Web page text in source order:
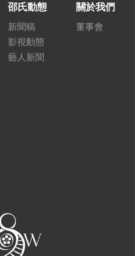
邵氏動態
新聞稿
影視動態
藝人新聞
關於我們
董事會